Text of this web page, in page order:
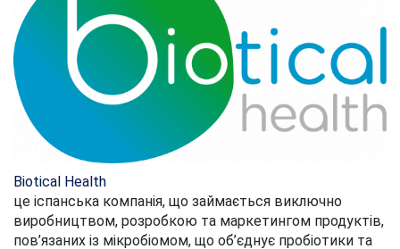
Biotical Health
це іспанська компанія, що займається виключно
виробництвом, розробкою та маркетингом продуктів,
пов’язаних із мікробіомом, що об’єднує пробіотики та